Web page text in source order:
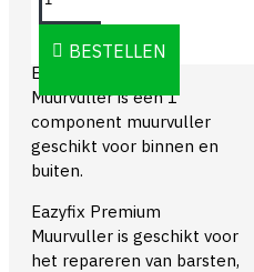
BESTELLEN
OMSCHRIJVING
Eazyfix Premium
Muurvuller is een 1
component muurvuller
geschikt voor binnen en
buiten.
Eazyfix Premium
Muurvuller is geschikt voor
het repareren van barsten,